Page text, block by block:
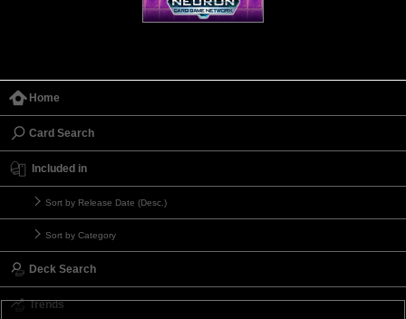
Home
Card Search
Included in
Sort by Release Date (Desc.)
Sort by Category
Deck Search
Trends